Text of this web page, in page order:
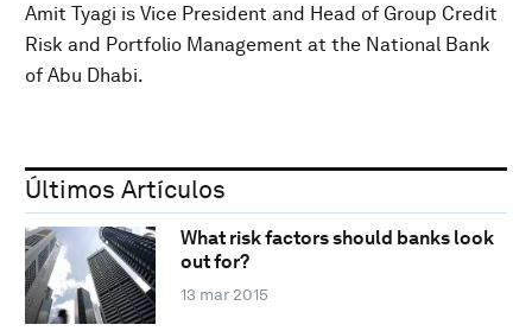
Amit Tyagi is Vice President and Head of Group Credit
Risk and Portfolio Management at the National Bank
of Abu Dhabi.
Últimos Artículos
What risk factors should banks look
out for?
13 mar 2015